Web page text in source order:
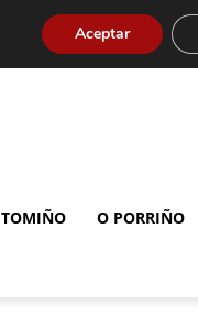
TOMIÑO O PORRIÑO
Aceptar